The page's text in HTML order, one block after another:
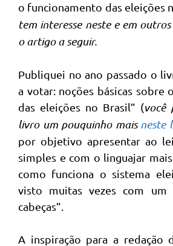
o funcionamento das eleições
tem interesse neste e em
o artigo a seguir.
Publiquei no ano passado o
a votar: noções básicas sobre
das eleições no Brasil” (você
livro um pouquinho maisneste
por objetivo apresentar ao
simples e com o linguajar
como funciona o sistema
visto muitas vezes com um
cabeças”.
A inspiração para a redação